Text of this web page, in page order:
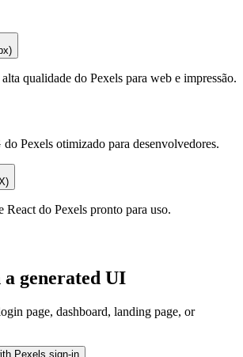
qualidade do Pexels para web e impressão.
Pexels otimizado para desenvolvedores.
React do Pexels pronto para uso.
a generated UI
page, dashboard, landing page, or
Pexels sign-in